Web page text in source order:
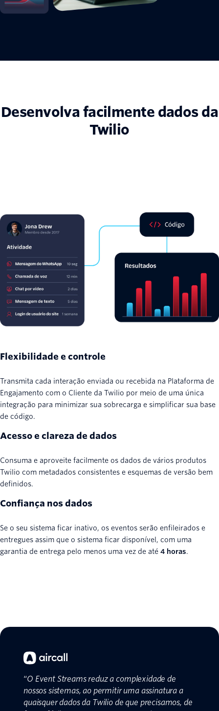
Desenvolva facilmente dados da
Twilio
Flexibilidade e controle
Transmita cada interação enviada ou recebida na Plataforma de
Engajamento com o Cliente da Twilio por meio de uma única
integração para minimizar sua sobrecarga e simplificar sua base
de código.
Acesso e clareza de dados
Consuma e aproveite facilmente os dados de vários produtos
Twilio com metadados consistentes e esquemas de versão bem
definidos.
Confiança nos dados
Se o seu sistema ficar inativo, os eventos serão enfileirados e
entregues assim que o sistema ficar disponível, com uma
garantia de entrega pelo menos uma vez de até 4 horas.
“O Event Streams reduz a complexidade de
nossos sistemas, ao permitir uma assinatura a
quaisquer dados da Twilio de que precisamos, de